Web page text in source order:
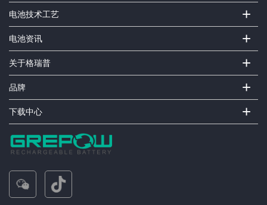
电池技术工艺 +
电池资讯 +
关于格瑞普 +
品牌 +
下载中心 +